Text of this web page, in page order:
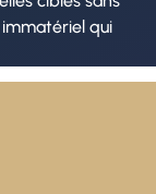
immatériel qui